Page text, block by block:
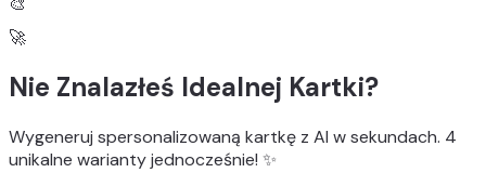
🎨
🚀
Nie Znalazłeś Idealnej Kartki?
Wygeneruj spersonalizowaną kartkę z AI w sekundach. 4
unikalne wariantyjednocześnie! ✨